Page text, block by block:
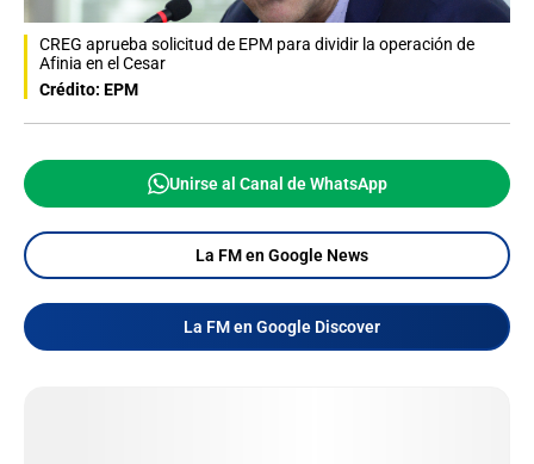
CREG aprueba solicitud de EPM para dividir la operación de
Afinia en el Cesar
Crédito: EPM
Unirse al Canal de WhatsApp
La FM en Google News
La FM en Google Discover